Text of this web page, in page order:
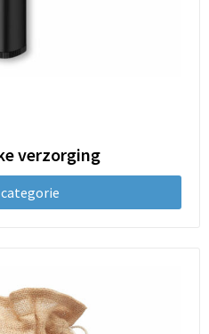
verzorging